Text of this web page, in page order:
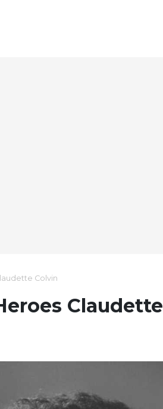
Colvin
Claudette